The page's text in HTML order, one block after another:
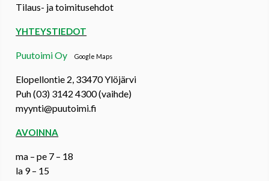
Tilaus- ja toimitusehdot
YHTEYSTIEDOT
Puutoimi OyGoogle Maps
Elopellontie 2, 33470 Ylöjärvi
Puh (03) 3142 4300 (vaihde)
myynti@puutoimi.fi
AVOINNA
ma – pe 7 – 18
la 9 – 15